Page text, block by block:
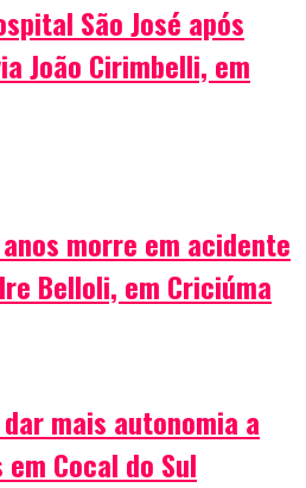
São José após
João Cirimbelli, em
morre em acidente
Belloli, em Criciúma
mais autonomia a
Cocal do Sul